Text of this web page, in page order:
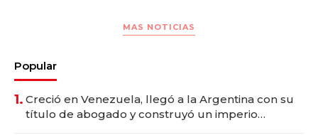
MAS NOTICIAS
Popular
1. Creció en Venezuela, llegó a la Argentina con su
título de abogado y construyó un imperio